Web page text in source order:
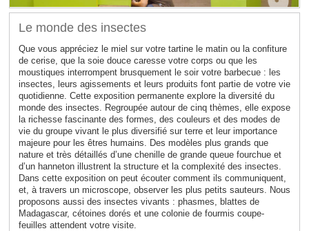
Le monde des insectes
Que vous appréciez le miel sur votre tartine le matin ou la confiture
de cerise, que la soie douce caresse votre corps ou que les
moustiques interrompent brusquement le soir votre barbecue : les
insectes, leurs agissements et leurs produits font partie de votre vie
quotidienne. Cette exposition permanente explore la diversité du
monde des insectes. Regroupée autour de cinq thèmes, elle expose
la richesse fascinante des formes, des couleurs et des modes de
vie du groupe vivant le plus diversifié sur terre et leur importance
majeure pour les êtres humains. Des modèles plus grands que
nature et très détaillés d’une chenille de grande queue fourchue et
d’un hanneton illustrent la structure et la complexité des insectes.
Dans cette exposition on peut écouter comment ils communiquent,
et, à travers un microscope, observer les plus petits sauteurs. Nous
proposons aussi des insectes vivants : phasmes, blattes de
Madagascar, cétoines dorés et une colonie de fourmis coupe-
feuilles attendent votre visite.